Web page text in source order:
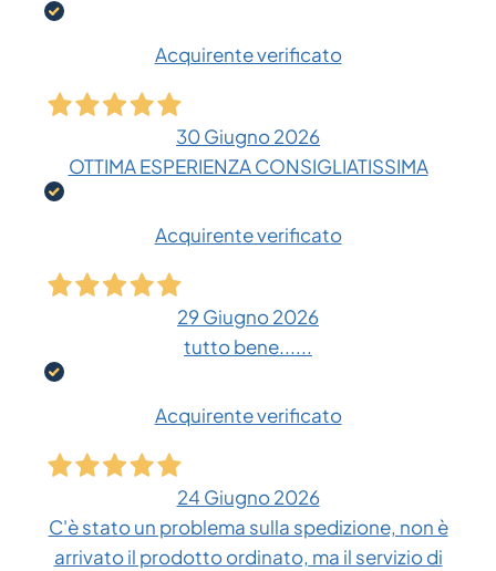
Acquirente verificato
30 Giugno 2026
OTTIMA ESPERIENZA CONSIGLIATISSIMA
Acquirente verificato
29 Giugno 2026
tutto bene......
Acquirente verificato
24 Giugno 2026
C'è stato un problema sulla spedizione, non è
arrivato il prodotto ordinato, ma il servizio di